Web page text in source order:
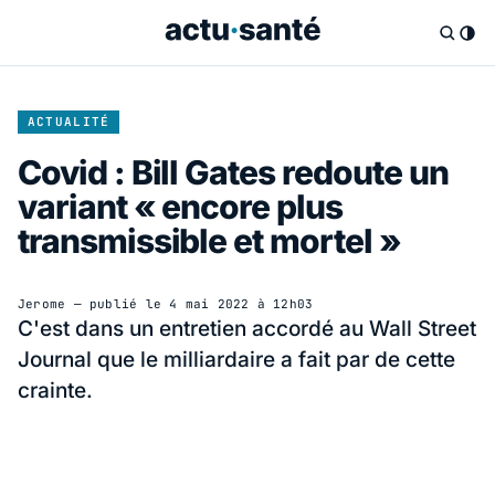
ACTUALITÉ
Covid : Bill Gates redoute un
variant « encore plus
transmissible et mortel »
Jerome — publié le4 mai 2022 à 12h03
C'est dans un entretien accordé au Wall Street
Journal que le milliardaire a fait par de cette
crainte.